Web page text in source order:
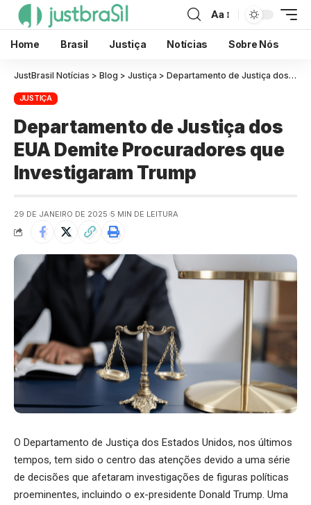
Aa
Home Brasil Justiça Notícias Sobre Nós
JustBrasil Notícias > Blog > Justiça > Departamento de Justiça dos EUA Demite Procuradores que Investigaram Trump
JUSTIÇA
Departamento de Justiça dos
EUA Demite Procuradores que
Investigaram Trump
29 DE JANEIRO DE 2025 5 MIN DE LEITURA
O Departamento de Justiça dos Estados Unidos, nos últimos
tempos, tem sido o centro das atenções devido a uma série
de decisões que afetaram investigações de figuras políticas
proeminentes, incluindo o ex-presidente Donald Trump. Uma